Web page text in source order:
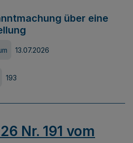
über eine
13.07.2026
193
Nr. 191 vom